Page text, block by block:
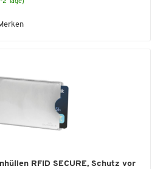
2 Tage)
RFID SECURE, Schutz vor